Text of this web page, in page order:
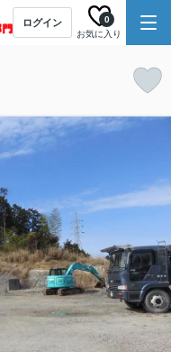
ログイン
お気に入り
0